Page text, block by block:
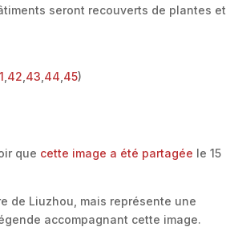
seront recouverts de plantes et
42 43 44 45)
que cette image a été partagée le 15
de Liuzhou, mais représente une
accompagnant cette image.